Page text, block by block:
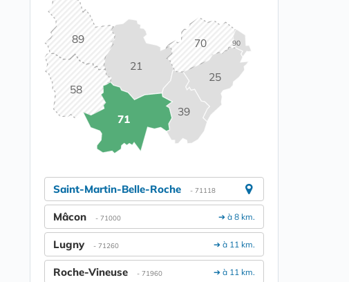
21
25
39
58
70
71
89 90
Saint-Martin-Belle-Roche - 71118
➔ à 8 km.
Mâcon - 71000
➔ à 11 km.
Lugny - 71260
➔ à 11 km.
Roche-Vineuse - 71960